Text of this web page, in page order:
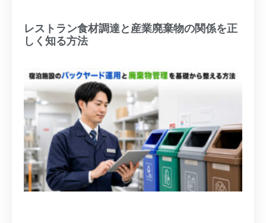
レストラン食材調達と産業廃棄物の関係を正
しく知る方法